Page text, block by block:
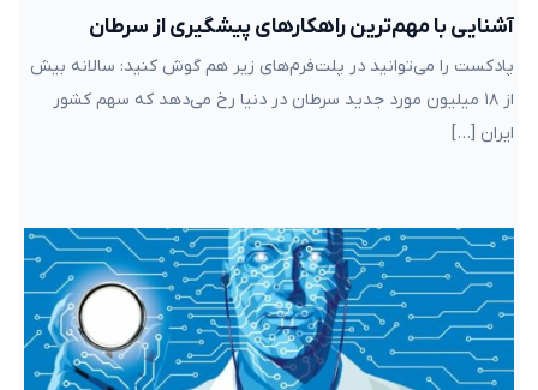
آشنایی با مهم‌ترین راهکارهای پیشگیری از سرطان
پادکست را می‌توانید در پلت‌فرم‌های زیر هم گوش کنید: سالانه بیش
از ۱۸ میلیون مورد جدید سرطان در دنیا رخ می‌دهد که سهم کشور
ایران […]